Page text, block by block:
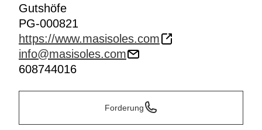
Gutshöfe
PG-000821
https://www.masisoles.com
info@masisoles.com
608744016
Forderung